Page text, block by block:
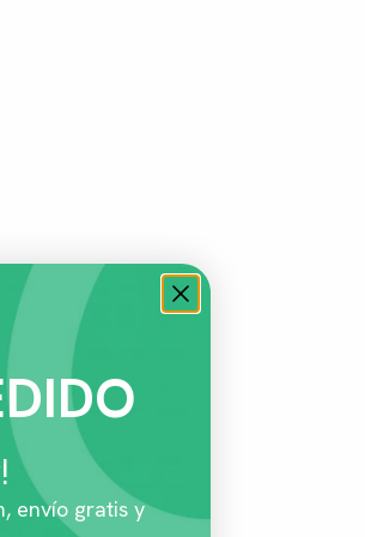
envío gratis y